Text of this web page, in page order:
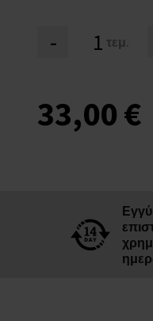
- τεμ.
33,00 €